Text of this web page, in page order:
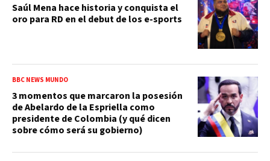
Saúl Mena hace historia y conquista el
oro para RD en el debut de los e-sports
BBC NEWS MUNDO
3 momentos que marcaron la posesión
de Abelardo de la Espriella como
presidente de Colombia (y qué dicen
sobre cómo será su gobierno)